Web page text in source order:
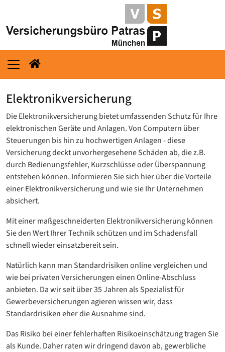
Elektronikversicherung
Die Elektronikversicherung bietet umfassenden Schutz für Ihre
elektronischen Geräte und Anlagen. Von Computern über
Steuerungen bis hin zu hochwertigen Anlagen - diese
Versicherung deckt unvorhergesehene Schäden ab, die z.B.
durch Bedienungsfehler, Kurzschlüsse oder Überspannung
entstehen können. Informieren Sie sich hier über die Vorteile
einer Elektronikversicherung und wie sie Ihr Unternehmen
absichert.
Mit einer maßgeschneiderten Elektronikversicherung können
Sie den Wert Ihrer Technik schützen und im Schadensfall
schnell wieder einsatzbereit sein.
Natürlich kann man Standardrisiken online vergleichen und
wie bei privaten Versicherungen einen Online-Abschluss
anbieten. Da wir seit über 35 Jahren als Spezialist für
Gewerbeversicherungen agieren wissen wir, dass
Standardrisiken eher die Ausnahme sind.
Das Risiko bei einer fehlerhaften Risikoeinschätzung tragen Sie
als Kunde. Daher raten wir dringend davon ab, gewerbliche